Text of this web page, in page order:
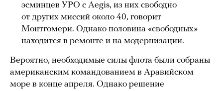
эсминцев УРО с Aegis, из них свободно
от других миссий около 40, говорит
Монтгомери. Однако половина «свободных»
находится в ремонте и на модернизации.
Вероятно, необходимые силы флота были собраны
американским командованием в Аравийском
море в конце апреля. Однако решение